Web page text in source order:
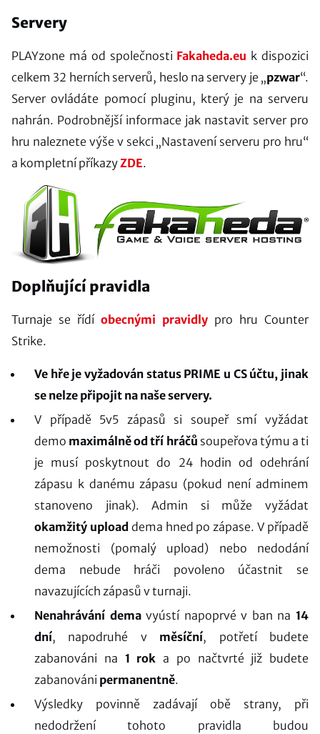
Servery
PLAYzone má od společnosti Fakaheda.eu k dispozici
celkem 32 herních serverů, heslo na servery je „pzwar“.
Server ovládáte pomocí pluginu, který je na serveru
nahrán. Podrobnější informace jak nastavit server pro
hru naleznete výše v sekci „Nastavení serveru pro hru“
a kompletní příkazyZDE.
Doplňující pravidla
Turnaje se řídí obecnými pravidly pro hru Counter
Strike.
Ve hře je vyžadován status PRIME u CS účtu, jinak
se nelze připojit na naše servery.
V případě 5v5 zápasů si soupeř smí vyžádat
demo maximálně od tří hráčů soupeřova týmu a ti
je musí poskytnout do 24 hodin od odehrání
zápasu k danému zápasu (pokud není adminem
stanoveno jinak). Admin si může vyžádat
okamžitý upload dema hned po zápase. V případě
nemožnosti (pomalý upload) nebo nedodání
dema nebude hráči povoleno účastnit se
navazujících zápasů v turnaji.
Nenahrávání demavyústí napoprvé v ban na 14
dní, napodruhé v měsíční, potřetí budete
zabanováni na 1 rok a po načtvrté již budete
zabanováni permanentně.
Výsledky povinně zadávají obě strany, při
nedodržení tohoto pravidla budou